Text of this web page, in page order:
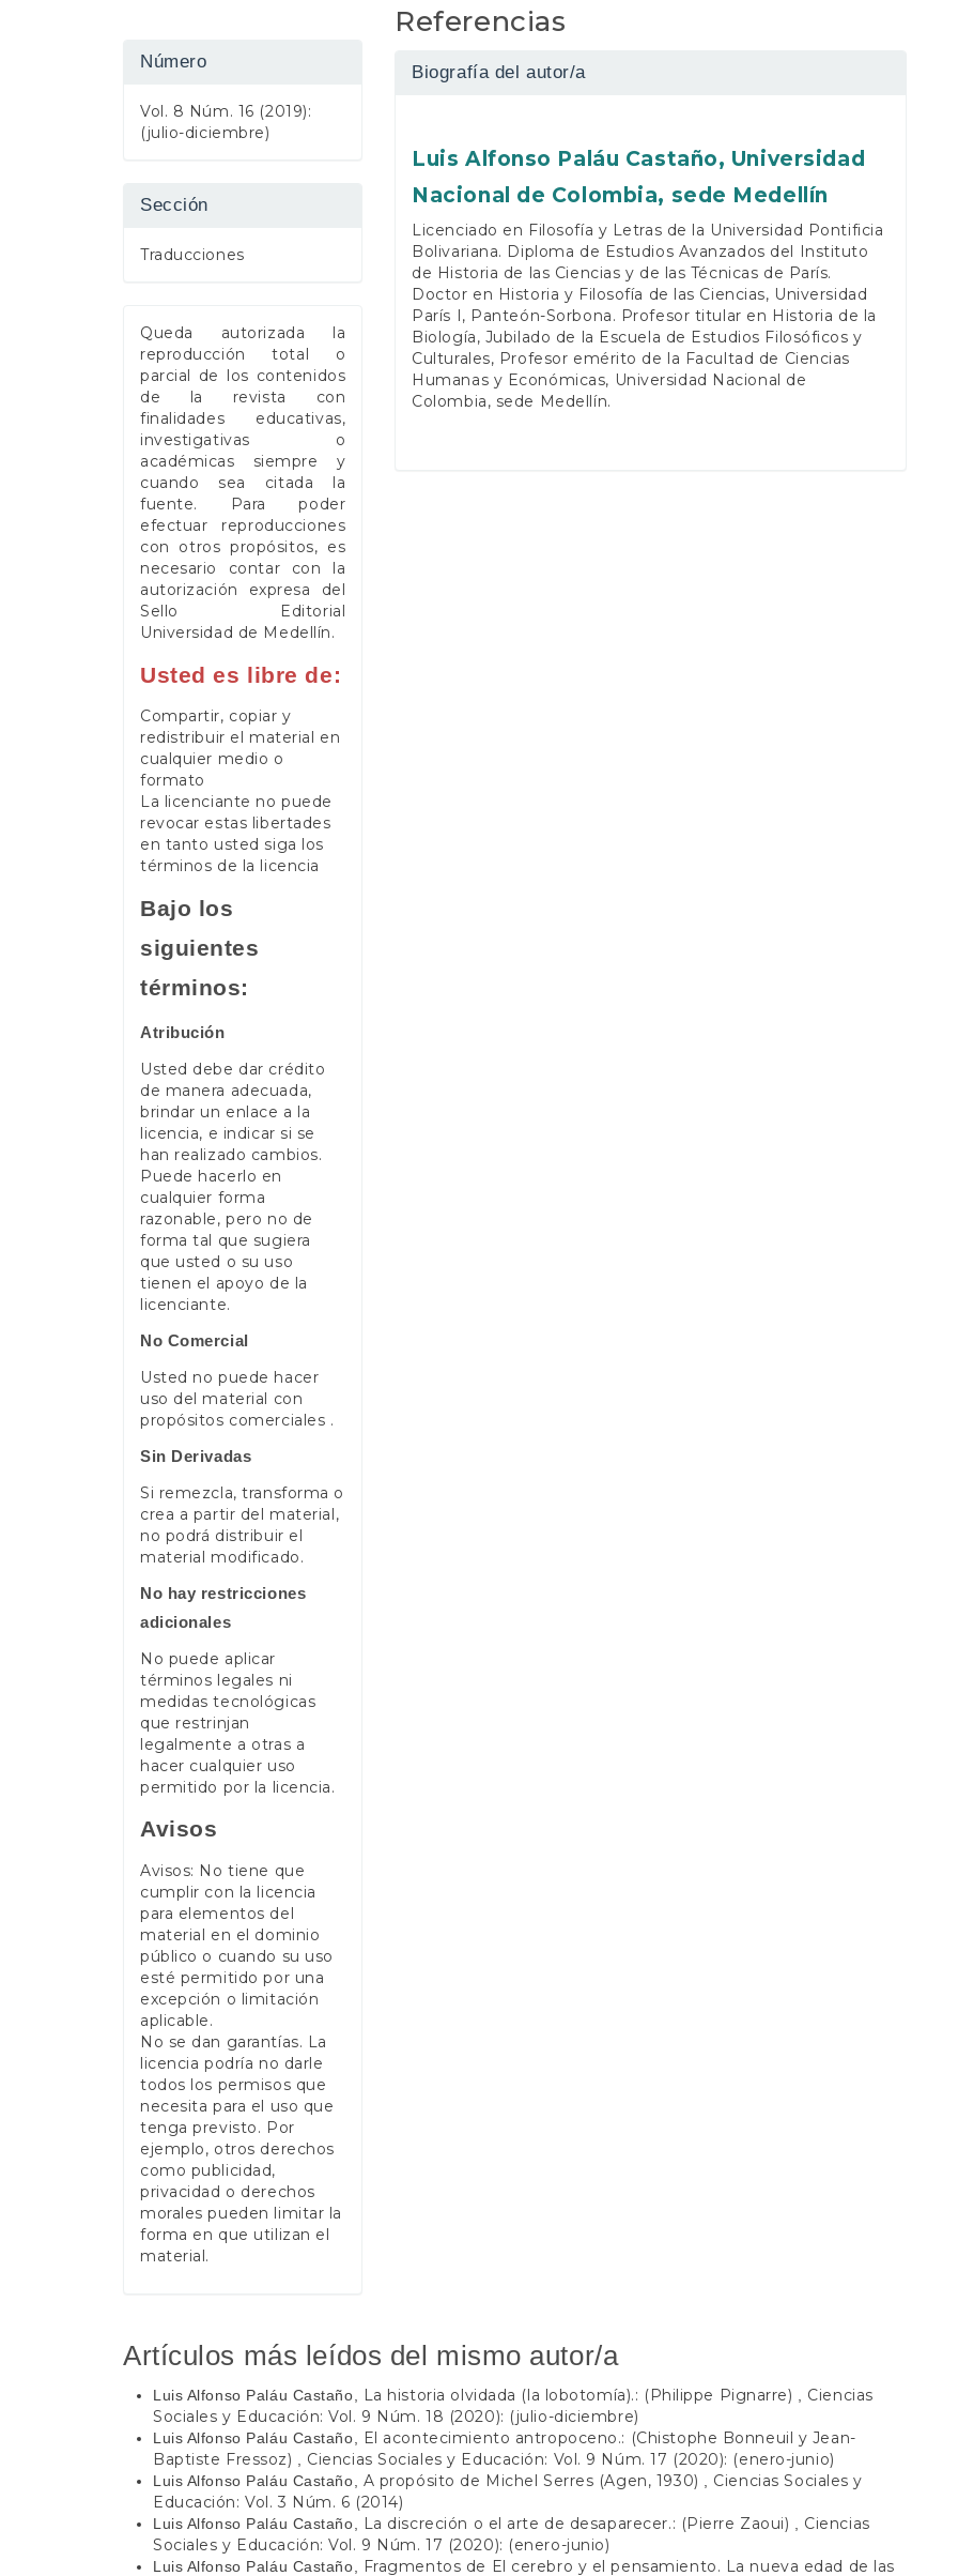
Número
Vol. 8 Núm. 16 (2019):
(julio-diciembre)
Sección
Traducciones
Queda autorizada la
reproducción total o
parcial de los contenidos
de la revista con
finalidades educativas,
investigativas o
académicas siempre y
cuando sea citada la
fuente. Para poder
efectuar reproducciones
con otros propósitos, es
necesario contar con la
autorización expresa del
Sello Editorial
Universidad de Medellín.
Usted es libre de:
Compartir, copiar y
redistribuir el material en
cualquier medio o
formato
La licenciante no puede
revocar estas libertades
en tanto usted siga los
términos de la licencia
Bajo los
siguientes
términos:
Atribución
Usted debe dar crédito
de manera adecuada,
brindar un enlace a la
licencia, e indicar si se
han realizado cambios.
Puede hacerlo en
cualquier forma
razonable, pero no de
forma tal que sugiera
que usted o su uso
tienen el apoyo de la
licenciante.
No Comercial
Usted no puede hacer
uso del material con
propósitos comerciales .
Sin Derivadas
Si remezcla, transforma o
crea a partir del material,
no podrá distribuir el
material modificado.
No hay restricciones
adicionales
No puede aplicar
términos legales ni
medidas tecnológicas
que restrinjan
legalmente a otras a
hacer cualquier uso
permitido por la licencia.
Avisos
Avisos: No tiene que
cumplir con la licencia
para elementos del
material en el dominio
público o cuando su uso
esté permitido por una
excepción o limitación
aplicable.
No se dan garantías. La
licencia podría no darle
todos los permisos que
necesita para el uso que
tenga previsto. Por
ejemplo, otros derechos
como publicidad,
privacidad o derechos
morales pueden limitar la
forma en que utilizan el
material.
Referencias
Biografía del autor/a
Luis Alfonso Paláu Castaño, Universidad
Nacional de Colombia, sede Medellín
Licenciado en Filosofía y Letras de la Universidad Pontificia
Bolivariana. Diploma de Estudios Avanzados del Instituto
de Historia de las Ciencias y de las Técnicas de París.
Doctor en Historia y Filosofía de las Ciencias, Universidad
París I, Panteón-Sorbona. Profesor titular en Historia de la
Biología, Jubilado de la Escuela de Estudios Filosóficos y
Culturales, Profesor emérito de la Facultad de Ciencias
Humanas y Económicas, Universidad Nacional de
Colombia, sede Medellín.
Artículos más leídos del mismo autor/a
Luis Alfonso Paláu Castaño, La historia olvidada (la lobotomía).: (Philippe Pignarre)
Ciencias
Sociales y Educación: Vol. 9 Núm. 18 (2020): (julio-diciembre)
Luis Alfonso Paláu Castaño,
El acontecimiento antropoceno.: (Chistophe Bonneuil y Jean-
Baptiste Fressoz)
Ciencias Sociales y Educación: Vol. 9 Núm. 17 (2020): (enero-junio)
Luis Alfonso Paláu Castaño, A propósito de Michel Serres (Agen, 1930)
Ciencias Sociales y
Educación: Vol. 3 Núm. 6 (2014)
Luis Alfonso Paláu Castaño, La discreción o el arte de desaparecer.: (Pierre Zaoui)
Ciencias
Sociales y Educación: Vol. 9 Núm. 17 (2020): (enero-junio)
Luis Alfonso Paláu Castaño, Fragmentos de El cerebro y el pensamiento. La nueva edad de las